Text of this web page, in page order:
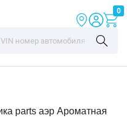
0
parts аэр Ароматная